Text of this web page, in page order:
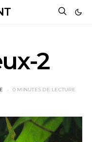
2
0 MINUTES DE LECTURE